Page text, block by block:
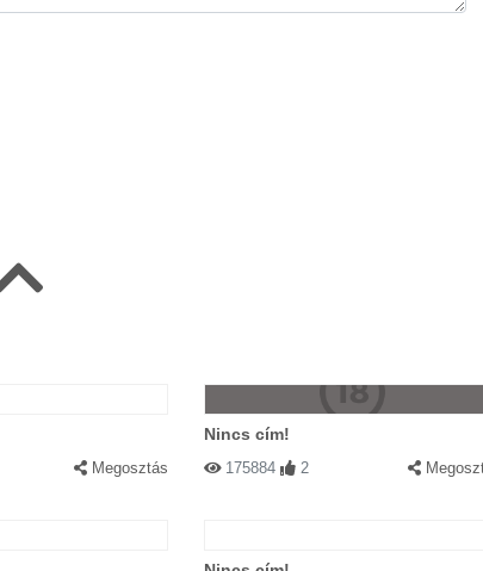
Megosztás
Nincs cím!
175884 2